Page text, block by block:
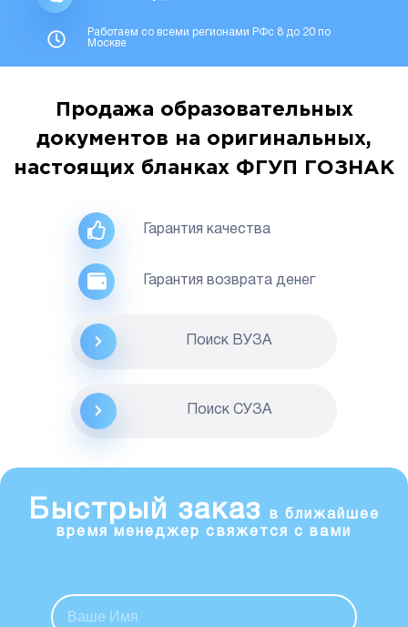
Работаем со всеми регионами РФс 8 до 20 по
Москве
Продажа образовательных
документов на оригинальных,
настоящих бланках ФГУП ГОЗНАК
Гарантия качества
Гарантия возврата денег
Поиск ВУЗА
Поиск CУЗА
Быстрый заказ
в ближайшее
время менеджер свяжется с вами